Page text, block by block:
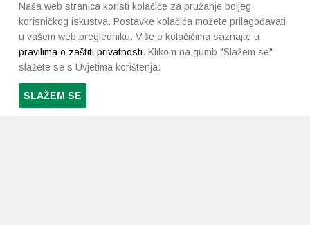
Naša web stranica koristi kolačiće za pružanje boljeg
korisničkog iskustva. Postavke kolačića možete prilagođavati
u vašem web pregledniku. Više o kolačićima saznajte u
pravilima o zaštiti privatnosti. Klikom na gumb "Slažem se"
slažete se s Uvjetima korištenja.
SLAŽEM SE